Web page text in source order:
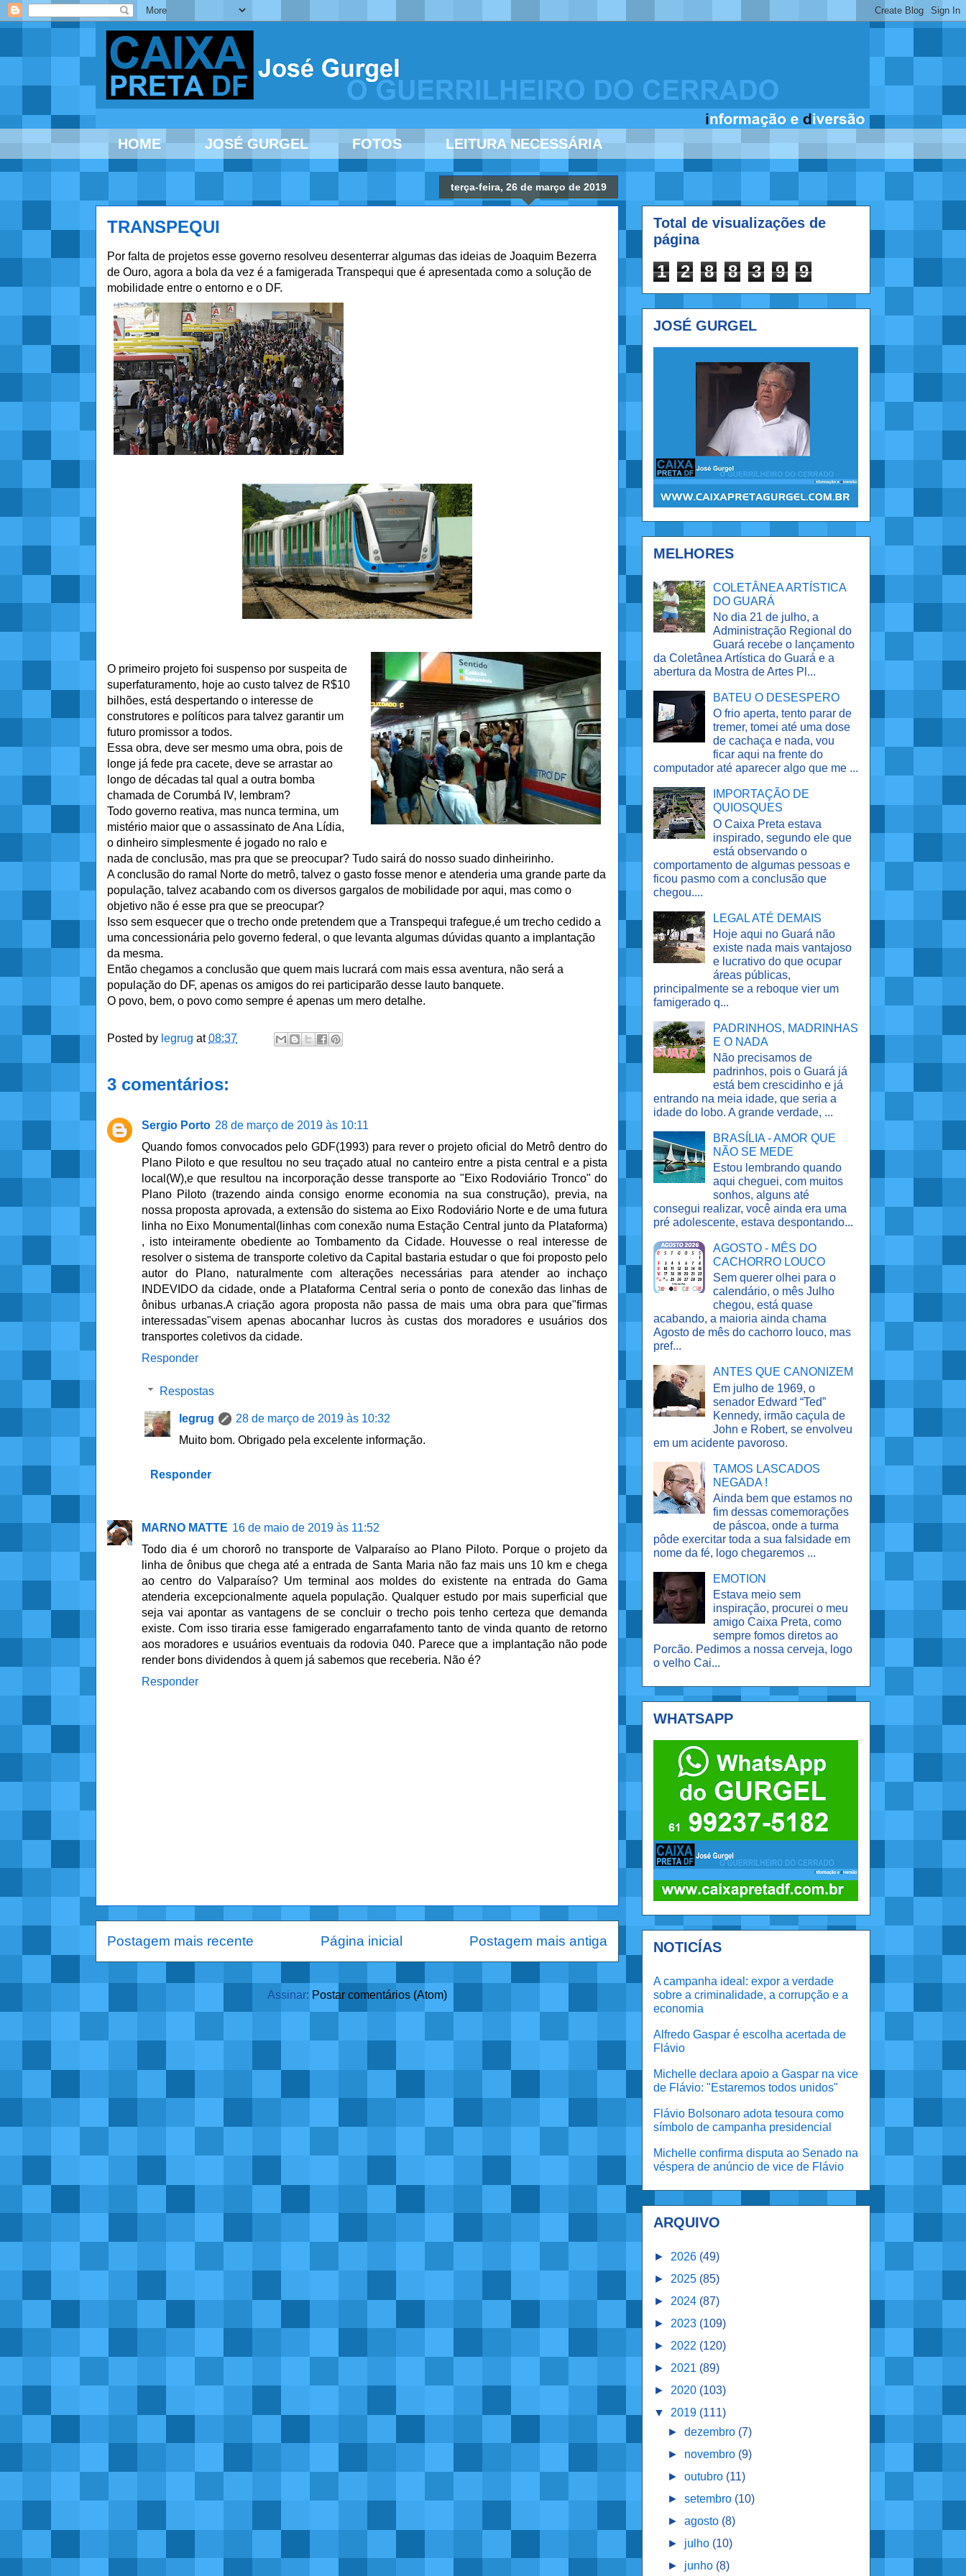
HOME JOSÉ GURGEL FOTOS LEITURA NECESSÁRIA
terça-feira, 26 de março de 2019
TRANSPEQUI
Por falta de projetos esse governo resolveu desenterrar algumas das ideias de Joaquim Bezerra
de Ouro, agora a bola da vez é a famigerada Transpequi que é apresentada como a solução de
mobilidade entre o entorno e o DF.
O primeiro projeto foi suspenso por suspeita de
superfaturamento, hoje ao custo talvez de R$10
bilhões, está despertando o interesse de
construtores e políticos para talvez garantir um
futuro promissor a todos.
Essa obra, deve ser mesmo uma obra, pois de
longe já fede pra cacete, deve se arrastar ao
longo de décadas tal qual a outra bomba
chamada de Corumbá IV, lembram?
Todo governo reativa, mas nunca termina, um
mistério maior que o assassinato de Ana Lídia,
o dinheiro simplesmente é jogado no ralo e
nada de conclusão, mas pra que se preocupar? Tudo sairá do nosso suado dinheirinho.
A conclusão do ramal Norte do metrô, talvez o gasto fosse menor e atenderia uma grande parte da
população, talvez acabando com os diversos gargalos de mobilidade por aqui, mas como o
objetivo não é esse pra que se preocupar?
Isso sem esquecer que o trecho onde pretendem que a Transpequi trafegue,é um trecho cedido a
uma concessionária pelo governo federal, o que levanta algumas dúvidas quanto a implantação
da mesma.
Então chegamos a conclusão que quem mais lucrará com mais essa aventura, não será a
população do DF, apenas os amigos do rei participarão desse lauto banquete.
O povo, bem, o povo como sempre é apenas um mero detalhe.
Posted by legrug at08:37
3 comentários:
Sergio Porto 28 de março de 2019 às 10:11
Quando fomos convocados pelo GDF(1993) para rever o projeto oficial do Metrô dentro do
Plano Piloto e que resultou no seu traçado atual no canteiro entre a pista central e a pista
local(W),e que resultou na incorporação desse transporte ao "Eixo Rodoviário Tronco" do
Plano Piloto (trazendo ainda consigo enorme economia na sua construção), previa, na
nossa proposta aprovada, a extensão do sistema ao Eixo Rodoviário Norte e de uma futura
linha no Eixo Monumental(linhas com conexão numa Estação Central junto da Plataforma)
, isto inteiramente obediente ao Tombamento da Cidade. Houvesse o real interesse de
resolver o sistema de transporte coletivo da Capital bastaria estudar o que foi proposto pelo
autor do Plano, naturalmente com alterações necessárias para atender ao inchaço
INDEVIDO da cidade, onde a Plataforma Central seria o ponto de conexão das linhas de
ônibus urbanas.A criação agora proposta não passa de mais uma obra para que"firmas
interessadas"visem apenas abocanhar lucros às custas dos moradores e usuários dos
transportes coletivos da cidade.
Responder
Respostas
legrug
28 de março de 2019 às 10:32
Muito bom. Obrigado pela excelente informação.
Responder
MARNO MATTE 16 de maio de 2019 às 11:52
Todo dia é um chororô no transporte de Valparaíso ao Plano Piloto. Porque o projeto da
linha de ônibus que chega até a entrada de Santa Maria não faz mais uns 10 km e chega
ao centro do Valparaíso? Um terminal aos moldes do existente na entrada do Gama
atenderia excepcionalmente aquela população. Qualquer estudo por mais superficial que
seja vai apontar as vantagens de se concluir o trecho pois tenho certeza que demanda
existe. Com isso tiraria esse famigerado engarrafamento tanto de vinda quanto de retorno
aos moradores e usuários eventuais da rodovia 040. Parece que a implantação não pode
render bons dividendos à quem já sabemos que receberia. Não é?
Responder
Postagem mais recente Postagem mais antiga
Página inicial
Assinar: Postar comentários (Atom)
Total de visualizações de
página
1 2 8 8 3 9 9
JOSÉ GURGEL
MELHORES
COLETÂNEA ARTÍSTICA
DO GUARÁ
No dia 21 de julho, a
Administração Regional do
Guará recebe o lançamento
da Coletânea Artística do Guará e a
abertura da Mostra de Artes Pl...
BATEU O DESESPERO
O frio aperta, tento parar de
tremer, tomei até uma dose
de cachaça e nada, vou
ficar aqui na frente do
computador até aparecer algo que me ...
IMPORTAÇÃO DE
QUIOSQUES
O Caixa Preta estava
inspirado, segundo ele que
está observando o
comportamento de algumas pessoas e
ficou pasmo com a conclusão que
chegou....
LEGAL ATÉ DEMAIS
Hoje aqui no Guará não
existe nada mais vantajoso
e lucrativo do que ocupar
áreas públicas,
principalmente se a reboque vier um
famigerado q...
PADRINHOS, MADRINHAS
E O NADA
Não precisamos de
padrinhos, pois o Guará já
está bem crescidinho e já
entrando na meia idade, que seria a
idade do lobo. A grande verdade, ...
BRASÍLIA - AMOR QUE
NÃO SE MEDE
Estou lembrando quando
aqui cheguei, com muitos
sonhos, alguns até
consegui realizar, você ainda era uma
pré adolescente, estava despontando...
AGOSTO - MÊS DO
CACHORRO LOUCO
Sem querer olhei para o
calendário, o mês Julho
chegou, está quase
acabando, a maioria ainda chama
Agosto de mês do cachorro louco, mas
pref...
ANTES QUE CANONIZEM
Em julho de 1969, o
senador Edward “Ted”
Kennedy, irmão caçula de
John e Robert, se envolveu
em um acidente pavoroso.
TAMOS LASCADOS
NEGADA !
Ainda bem que estamos no
fim dessas comemorações
de páscoa, onde a turma
pôde exercitar toda a sua falsidade em
nome da fé, logo chegaremos ...
EMOTION
Estava meio sem
inspiração, procurei o meu
amigo Caixa Preta, como
sempre fomos diretos ao
Porcão. Pedimos a nossa cerveja, logo
o velho Cai...
WHATSAPP
NOTICÍAS
A campanha ideal: expor a verdade
sobre a criminalidade, a corrupção e a
economia
Alfredo Gaspar é escolha acertada de
Flávio
Michelle declara apoio a Gaspar na vice
de Flávio: "Estaremos todos unidos"
Flávio Bolsonaro adota tesoura como
símbolo de campanha presidencial
Michelle confirma disputa ao Senado na
véspera de anúncio de vice de Flávio
ARQUIVO
► 2026 (49)
► 2025 (85)
► 2024 (87)
► 2023 (109)
► 2022 (120)
► 2021 (89)
► 2020 (103)
▼ 2019 (111)
►dezembro (7)
► novembro (9)
►outubro (11)
►setembro (10)
►agosto (8)
► julho (10)
► junho (8)